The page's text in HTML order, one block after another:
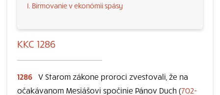
I. Birmovanie v ekonómii spásy
KKC 1286
1286 V Starom zákone proroci zvestovali, že na
očakávanom Mesiášovi spočinie Pánov Duch (702-